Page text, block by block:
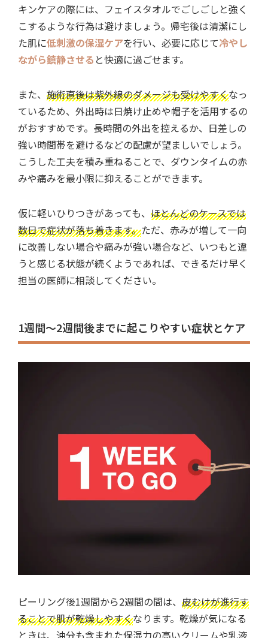
キンケアの際には、フェイスタオルでごしごしと強く
こするような行為は避けましょう。帰宅後は清潔にし
た肌に低刺激の保湿ケアを行い、必要に応じて冷やし
ながら鎮静させる と快適に過ごせます。
また、 施術直後は紫外線のダメージも受けやすくなっ
ているため、外出時は日焼け止めや帽子を活用するの
がおすすめです。長時間の外出を控えるか、日差しの
強い時間帯を避けるなどの配慮が望ましいでしょう。
こうした工夫を積み重ねることで、ダウンタイムの赤
みや痛みを最小限に抑えることができます。
仮に軽いひりつきがあっても、 ほとんどのケースでは
数日で症状が落ち着きます。ただ、赤みが増して一向
に改善しない場合や痛みが強い場合など、いつもと違
うと感じる状態が続くようであれば、できるだけ早く
担当の医師に相談してください。
1週間〜2週間後までに起こりやすい症状とケア
ピーリング後1週間から2週間の間は、 皮むけが進行す
ることで肌が乾燥しやすくなります。乾燥が気になる
ときは、油分も含まれた保湿力の高いクリームや乳液